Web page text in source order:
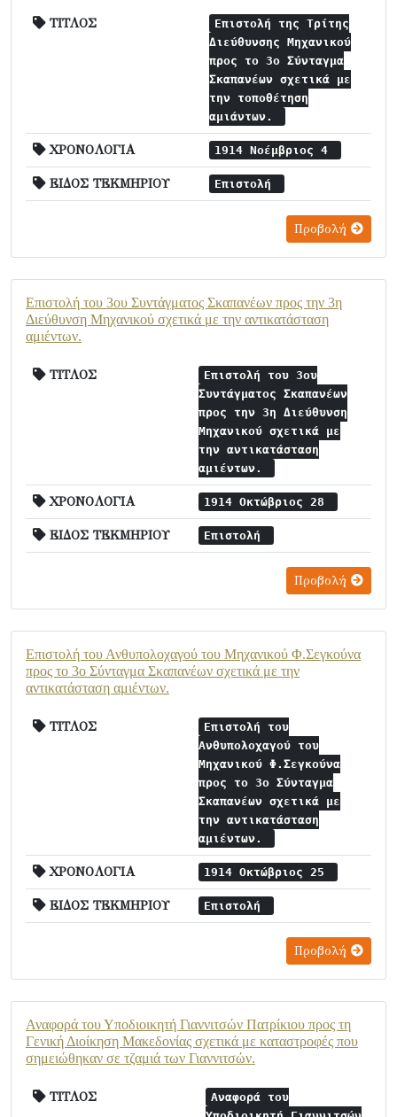
ΤΙΤΛΟΣ
Επιστολή της Τρίτης
Διεύθυνσης Μηχανικού
προς το 3ο Σύνταγμα
Σκαπανέων σχετικά με
την τοποθέτηση
αμιάντων.
ΧΡΟΝΟΛΟΓΙΑ 1914 Νοέμβριος 4
ΕΙΔΟΣ ΤΕΚΜΗΡΙΟΥ Επιστολή
Προβολή
Επιστολή του 3ου Συντάγματος Σκαπανέων προς την 3η
Διεύθυνση Μηχανικού σχετικά με την αντικατάσταση
αμιέντων.
ΤΙΤΛΟΣ
Επιστολή του 3ου
Συντάγματος Σκαπανέων
προς την 3η Διεύθυνση
Μηχανικού σχετικά με
την αντικατάσταση
αμιέντων.
ΧΡΟΝΟΛΟΓΙΑ 1914 Οκτώβριος 28
ΕΙΔΟΣ ΤΕΚΜΗΡΙΟΥ Επιστολή
Προβολή
Επιστολή του Ανθυπολοχαγού του Μηχανικού Φ.Σεγκούνα
προς το 3ο Σύνταγμα Σκαπανέων σχετικά με την
αντικατάσταση αμιέντων.
ΤΙΤΛΟΣ
Επιστολή του
Ανθυπολοχαγού του
Μηχανικού Φ.Σεγκούνα
προς το 3ο Σύνταγμα
Σκαπανέων σχετικά με
την αντικατάσταση
αμιέντων.
ΧΡΟΝΟΛΟΓΙΑ 1914 Οκτώβριος 25
ΕΙΔΟΣ ΤΕΚΜΗΡΙΟΥ Επιστολή
Προβολή
Αναφορά του Υποδιοικητή Γιαννιτσών Πατρίκιου προς τη
Γενική Διοίκηση Μακεδονίας σχετικά με καταστροφές που
σημειώθηκαν σε τζαμιά των Γιαννιτσών.
ΤΙΤΛΟΣ
Αναφορά του